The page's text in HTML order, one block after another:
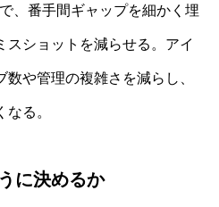
、番手間ギャップを細かく埋
スショットを減らせる。アイ
や管理の複雑さを減らし、
る。
に決めるか